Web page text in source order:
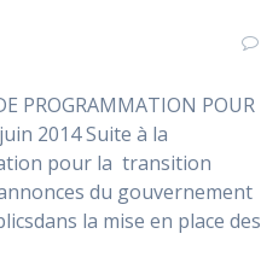
PROGRAMMATION POUR
2014 Suite à la
pour la transition
du gouvernement
la mise en place des